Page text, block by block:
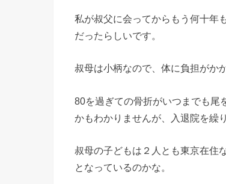
私が叔父に会ってからもう何十年
だったらしいです。
叔母は小柄なので、体に負担がか
80を過ぎての骨折がいつまでも尾
かもわかりませんが、入退院を繰
叔母の子どもは２人とも東京在住
となっているのかな。